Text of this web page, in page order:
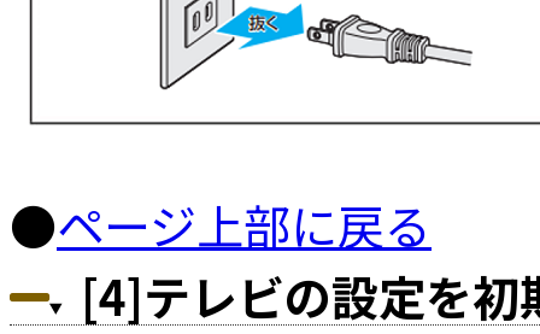
●ページ上部に戻る
[4]テレビの設定を初